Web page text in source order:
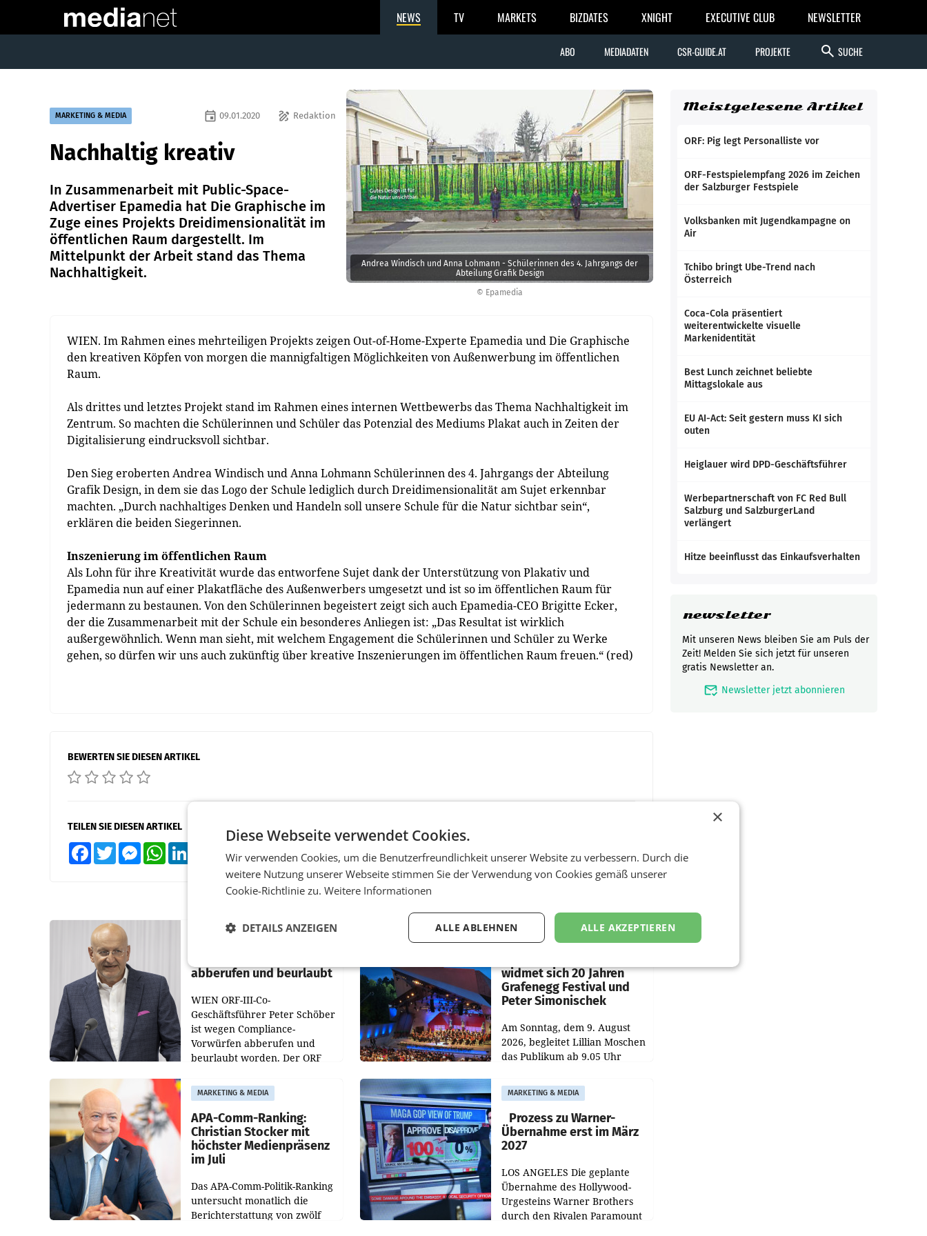
NEWS TV MARKETS BIZDATES XNIGHT EXECUTIVE CLUB NEWSLETTER
ABO MEDIADATEN CSR-GUIDE.AT PROJEKTE search SUCHE
© Epamedia
Andrea Windisch und Anna Lohmann - Schülerinnen des 4. Jahrgangs der
Abteilung Grafik Design
MARKETING & MEDIA draw Redaktion
event 09.01.2020
Nachhaltig kreativ
In Zusammenarbeit mit Public-Space-
Advertiser Epamedia hat Die Graphische im
Zuge eines Projekts Dreidimensionalität im
öffentlichen Raum dargestellt. Im
Mittelpunkt der Arbeit stand das Thema
Nachhaltigkeit.
WIEN. Im Rahmen eines mehrteiligen Projekts zeigen Out-of-Home-Experte Epamedia und Die Graphische
den kreativen Köpfen von morgen die mannigfaltigen Möglichkeiten von Außenwerbung im öffentlichen
Raum.
Als drittes und letztes Projekt stand im Rahmen eines internen Wettbewerbs das Thema Nachhaltigkeit im
Zentrum. So machten die Schülerinnen und Schüler das Potenzial des Mediums Plakat auch in Zeiten der
Digitalisierung eindrucksvoll sichtbar.
Den Sieg eroberten Andrea Windisch und Anna Lohmann Schülerinnen des 4. Jahrgangs der Abteilung
Grafik Design, in dem sie das Logo der Schule lediglich durch Dreidimensionalität am Sujet erkennbar
machten. „Durch nachhaltiges Denken und Handeln soll unsere Schule für die Natur sichtbar sein“,
erklären die beiden Siegerinnen.
Inszenierung im öffentlichen Raum
Als Lohn für ihre Kreativität wurde das entworfene Sujet dank der Unterstützung von Plakativ und
Epamedia nun auf einer Plakatfläche des Außenwerbers umgesetzt und ist so im öffentlichen Raum für
jedermann zu bestaunen. Von den Schülerinnen begeistert zeigt sich auch Epamedia-CEO Brigitte Ecker,
der die Zusammenarbeit mit der Schule ein besonderes Anliegen ist: „Das Resultat ist wirklich
außergewöhnlich. Wenn man sieht, mit welchem Engagement die Schülerinnen und Schüler zu Werke
gehen, so dürfen wir uns auch zukünftig über kreative Inszenierungen im öffentlichen Raum freuen.“ (red)
BEWERTEN SIE DIESEN ARTIKEL
TEILEN SIE DIESEN ARTIKEL
FacebookTwitter MessengerWhatsApp
PRIMENEWS
abberufen und beurlaubt
WIEN ORF-III-Co-
Geschäftsführer Peter Schöber
ist wegen Compliance-
Vorwürfen abberufen und
beurlaubt worden. Der ORF
entsprechende
Medienberichte.
MARKETING & MEDIA
widmet sich 20 Jahren
Grafenegg Festival und
Peter Simonischek
Am Sonntag, dem 9. August
2026, begleitet Lillian Moschen
das Publikum ab 9.05 Uhr
„Kulturmatinee“. Die Sendung
startet mit der Dokumentation
„20 Jahre Grafenegg
MARKETING & MEDIA
APA-Comm-Ranking:
Christian Stocker mit
höchster Medienpräsenz
im Juli
Das APA-Comm-Politik-Ranking
untersucht monatlich die
Berichterstattung von zwölf
MARKETING & MEDIA
Prozess zu Warner-
Übernahme erst im März
2027
LOS ANGELES Die geplante
Übernahme des Hollywood-
Urgesteins Warner Brothers
durch den Rivalen Paramount
Meistgelesene Artikel
ORF: Pig legt Personalliste vor
ORF-Festspielempfang 2026 im Zeichen
der Salzburger Festspiele
Volksbanken mit Jugendkampagne on
Air
Tchibo bringt Ube-Trend nach
Österreich
Coca-Cola präsentiert
weiterentwickelte visuelle
Markenidentität
Best Lunch zeichnet beliebte
Mittagslokale aus
EU AI-Act: Seit gestern muss KI sich
outen
Heiglauer wird DPD-Geschäftsführer
Werbepartnerschaft von FC Red Bull
Salzburg und SalzburgerLand
verlängert
Hitze beeinflusst das Einkaufsverhalten
newsletter
Mit unseren News bleiben Sie am Puls der
Zeit! Melden Sie sich jetzt für unseren
gratis Newsletter an.
mark_email_read Newsletter jetzt abonnieren
×
Diese Webseite verwendet Cookies.
Wir verwenden Cookies, um die Benutzerfreundlichkeit unserer Website zu verbessern. Durch die
weitere Nutzung unserer Webseite stimmen Sie der Verwendung von Cookies gemäß unserer
Cookie-Richtlinie zu. Weitere Informationen
ALLE AKZEPTIEREN
ALLE ABLEHNEN
DETAILS ANZEIGEN